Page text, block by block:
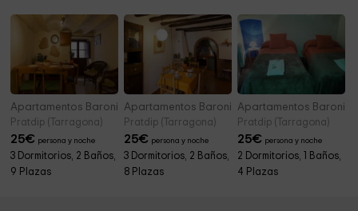
Apartamentos Baronia- Cal Federico
Pratdip (Tarragona)
25€ persona y noche
3 Dormitorios, 2 Baños,
9 Plazas
Apartamentos Baronia- Cal Fuster
Pratdip (Tarragona)
25€ persona y noche
3 Dormitorios, 2 Baños,
8 Plazas
Apartamentos Baronia-
Pratdip (Tarragona)
25€ persona y noche
2 Dormitorios, 1 Baños,
4 Plazas